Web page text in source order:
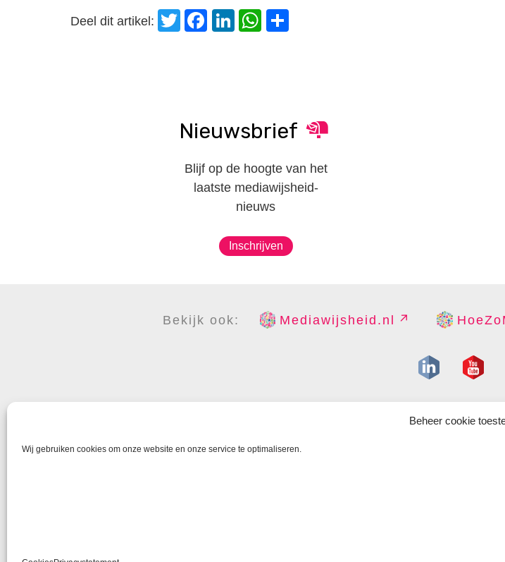
Beheer cookie
Wij gebruiken cookies om onze website en onze service te optimaliseren.
Deel dit artikel: Twitter
Facebook
LinkedIn
WhatsApp
Nieuwsbrief
Blijf op de hoogte van het
laatste mediawijsheid-
nieuws
Inschrijven
Bekijk ook: Mediawijsheid.nl